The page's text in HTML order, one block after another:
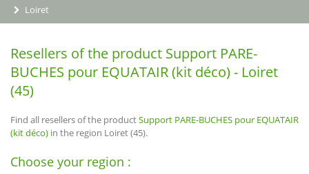
Loiret
Resellers of the product Support PARE-
BUCHES pour EQUATAIR (kit déco) - Loiret
(45)
Find all resellers of the productSupport PARE-BUCHES pour EQUATAIR
(kit déco) in the region Loiret (45).
Choose your region :